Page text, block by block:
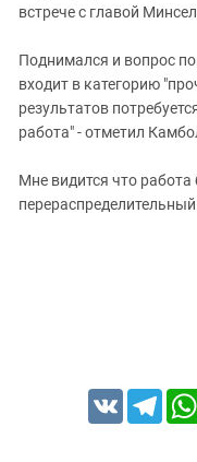
встрече с главой
Поднимался и вопрос
входит в категорию
результатов
работа" - отметил
Мне видится что работа
VK